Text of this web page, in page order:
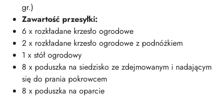
gr.)
Zawartość przesyłki:
6 x rozkładane krzesło ogrodowe
2 x rozkładane krzesło ogrodowe z podnóżkiem
1 x stół ogrodowy
8 x poduszka na siedzisko ze zdejmowanym i nadającym
się do prania pokrowcem
8 x poduszka na oparcie